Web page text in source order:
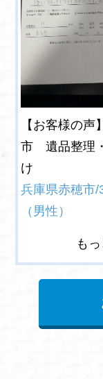
【お客様の声
市 遺品整理
け
兵庫県赤穂市/
（男性）
も